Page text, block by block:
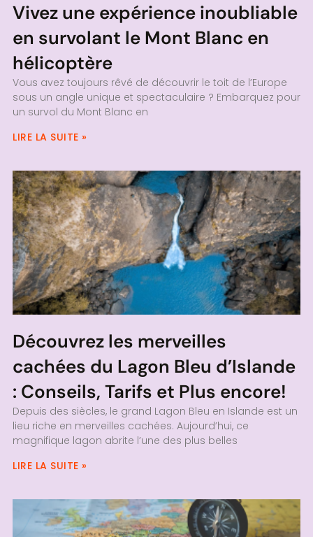
Vivez une expérience inoubliable
en survolant le Mont Blanc en
hélicoptère
Vous avez toujours rêvé de découvrir le toit de l’Europe
sous un angle unique et spectaculaire ? Embarquez pour
un survol du Mont Blanc en
LIRE LA SUITE »
Découvrez les merveilles
cachées du Lagon Bleu d’Islande
: Conseils, Tarifs et Plus encore!
Depuis des siècles, le grand Lagon Bleu en Islande est un
lieu riche en merveilles cachées. Aujourd’hui, ce
magnifique lagon abrite l’une des plus belles
LIRE LA SUITE »